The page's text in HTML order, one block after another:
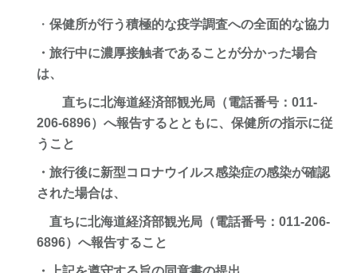
・ 保健所が行う積極的な疫学調査への全面的な協力
・旅行中に濃厚接触者であることが分かった場合
は、
直ちに北海道経済部観光局（電話番号：011-
206-6896）へ報告するとともに、保健所の指示に従
うこと
・旅行後に新型コロナウイルス感染症の感染が確認
された場合は、
直ちに北海道経済部観光局（電話番号：011-206-
6896）へ報告すること